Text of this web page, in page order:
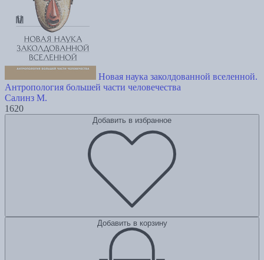
Новая наука заколдованной вселенной.
Антропология большей части человечества
Салинз М.
1620
Добавить в избранное
Добавить в корзину